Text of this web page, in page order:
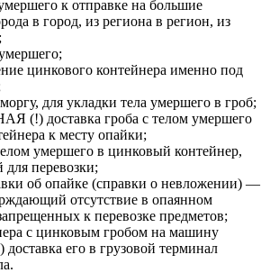
к отправке на большие
в город, из региона в регион, из
цинкового контейнера именно под
для укладки тела умершего в гроб;
доставка гроба с телом умершего
к месту опайки;
умершего в цинковый контейнер,
перевозки;
об опайке (справки о невложении) —
отсутствие в опаянном
к перевозке предметов;
с цинковым гробом на машину
доставка его в грузовой терминал